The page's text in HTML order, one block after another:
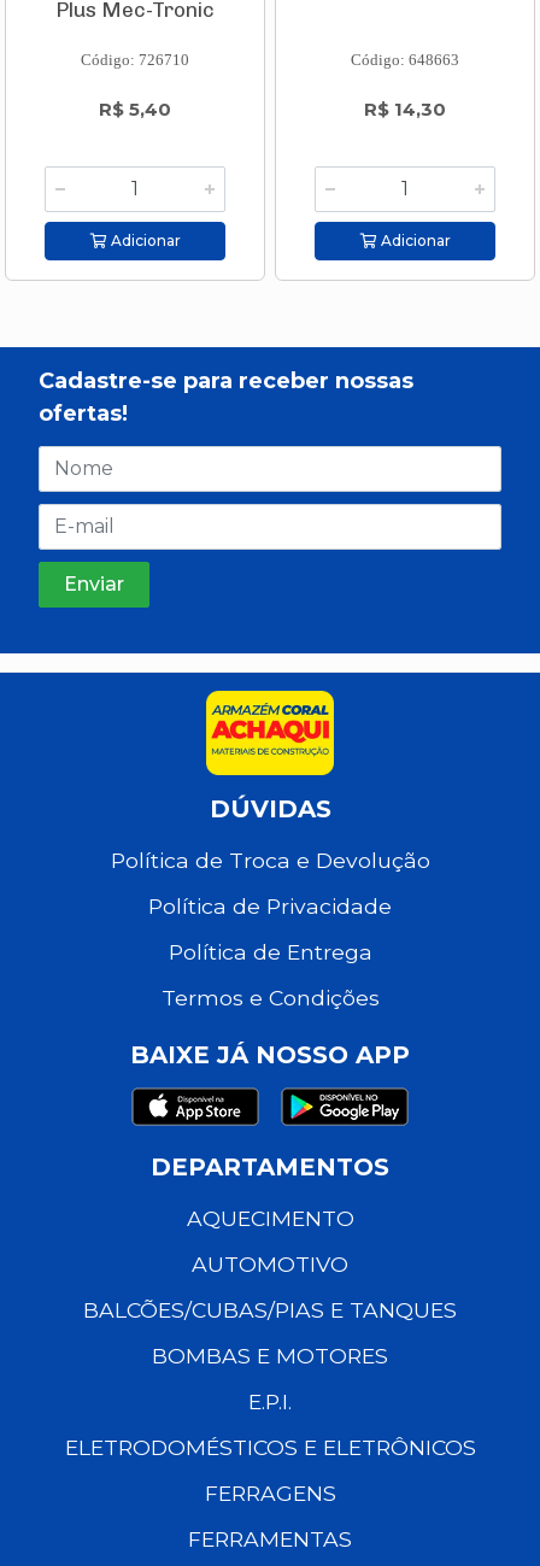
Plus Mec-Tronic
Código: 726710
R$ 5,40
Adicionar
Código: 648663
R$ 14,30
Adicionar
Cadastre-se para receber nossas
ofertas!
DÚVIDAS
Política de Troca e Devolução
Política de Privacidade
Política de Entrega
Termos e Condições
BAIXE JÁ NOSSO APP
DEPARTAMENTOS
AQUECIMENTO
AUTOMOTIVO
BALCÕES/CUBAS/PIAS E TANQUES
BOMBAS E MOTORES
E.P.I.
ELETRODOMÉSTICOS E ELETRÔNICOS
FERRAGENS
FERRAMENTAS